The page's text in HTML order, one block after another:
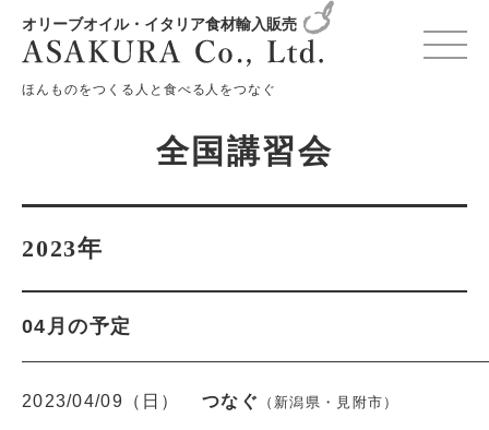
オリーブオイル・イタリア食材輸入販売
ほんものをつくる人と食べる人をつなぐ
変更確認プレビュー
全国講習会
2023年
04月の予定
2023/04/09（日） つなぐ （新潟県・見附市）